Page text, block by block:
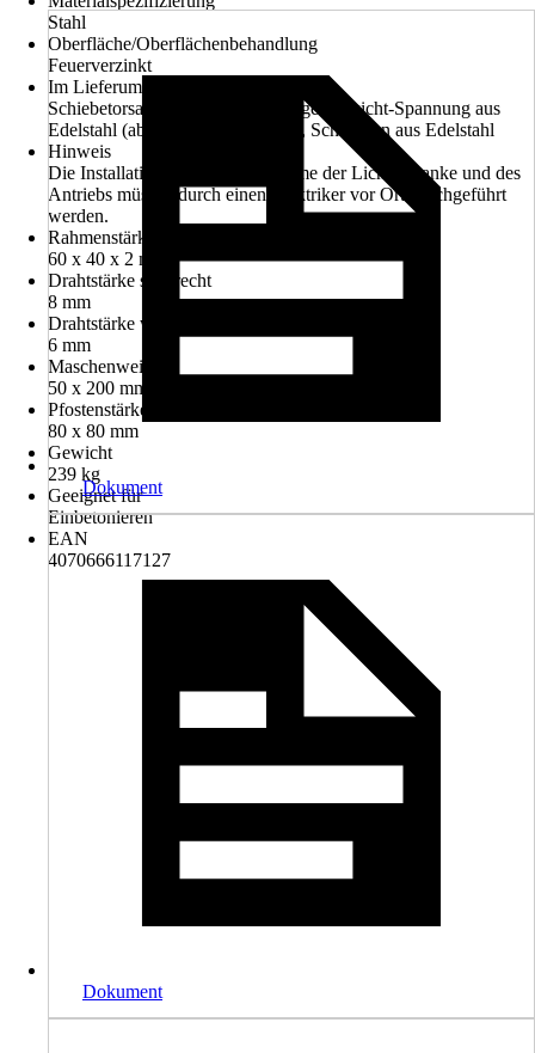
Stahl
Oberfläche/Oberflächenbehandlung
Feuerverzinkt
Im Lieferumfang enthalten
Schiebetorsatz mit Laufrollen, Gegengewicht-Spannung aus
Edelstahl (ab 5000 mm Torbreite), Schrauben aus Edelstahl
Hinweis
Die Installation und Inbetriebnahme der Lichtschranke und des
Antriebs müssen durch einen Elektriker vor Ort durchgeführt
werden.
Rahmenstärke
60 x 40 x 2 mm
Drahtstärke senkrecht
8 mm
Drahtstärke waagerecht
6 mm
Maschenweite
50 x 200 mm
Pfostenstärke
80 x 80 mm
Gewicht
239 kg
Geeignet für
Einbetonieren
EAN
4070666117127
Dokument
Dokument